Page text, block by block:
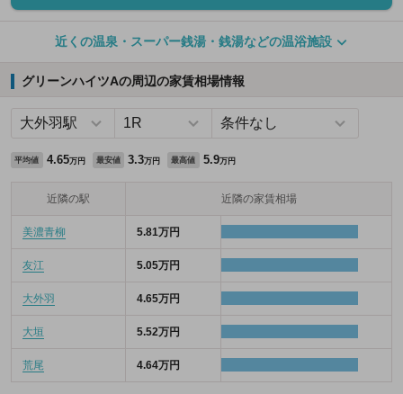
近くの温泉・スーパー銭湯・銭湯などの温浴施設
グリーンハイツAの周辺の家賃相場情報
平均値 4.65万円 最安値 3.3万円 最高値 5.9万円
近隣の駅 近隣の家賃相場
美濃青柳 5.81万円
友江 5.05万円
大外羽 4.65万円
大垣 5.52万円
荒尾 4.64万円